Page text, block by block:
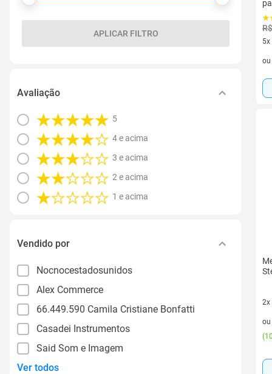
APLICAR FILTRO
Avaliação
5
4 e acima
3 e acima
2 e acima
1 e acima
Vendido por
Nocnocestadosunidos
Alex Commerce
66.449.590 Camila Cristiane Bonfatti
Casadei Instrumentos
Said Som e Imagem
Ver todos
5x
5
ou
2x
2
ou
(